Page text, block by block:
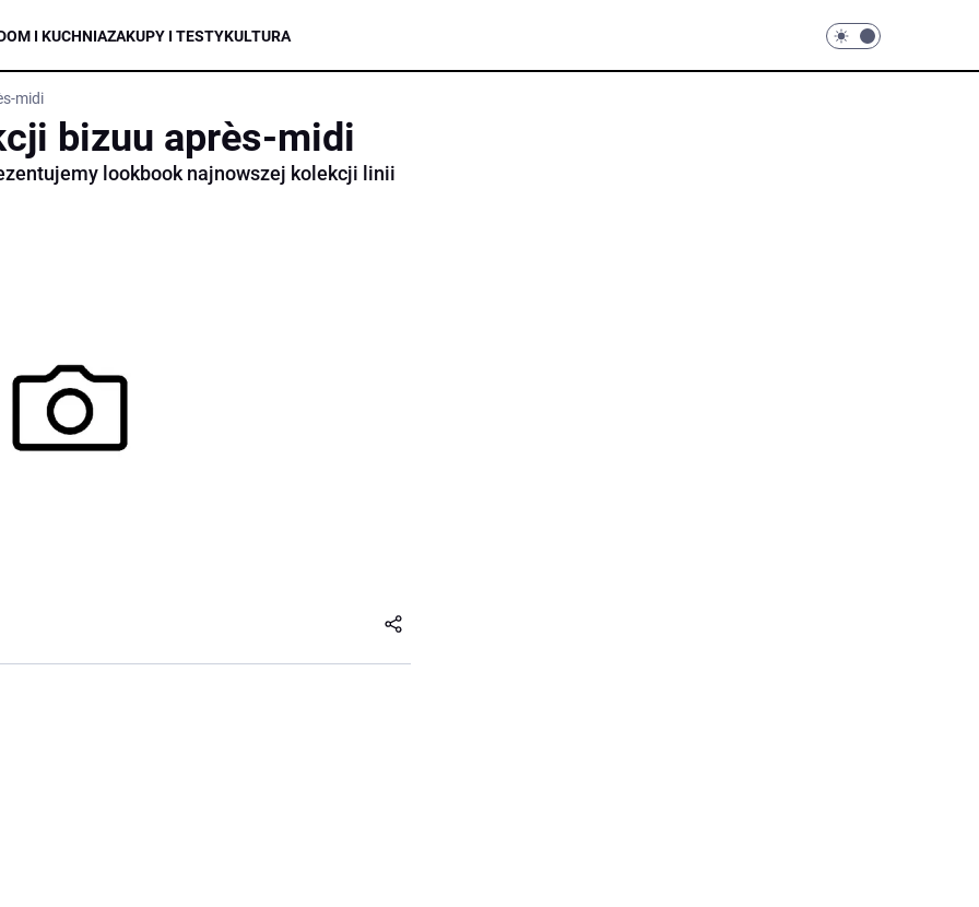
I KUCHNIAZAKUPY I TESTYKULTURA
midi
bizuu après-midi
lookbook najnowszej kolekcji linii